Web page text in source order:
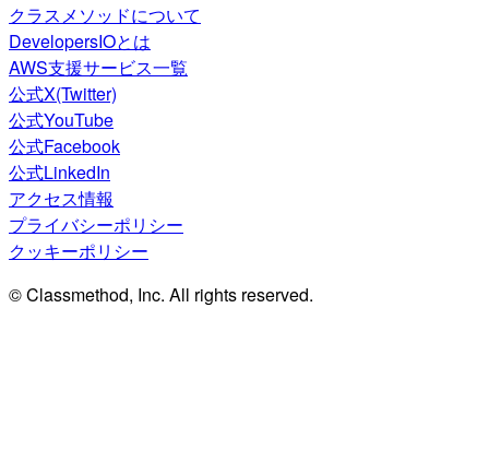
クラスメソッドについて
DevelopersIOとは
AWS支援サービス一覧
公式X(Twitter)
公式YouTube
公式Facebook
公式LinkedIn
アクセス情報
プライバシーポリシー
クッキーポリシー
© Classmethod, Inc. All rights reserved.